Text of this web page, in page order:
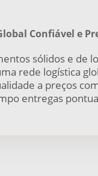
Confiável e
sólidos e de
rede logística
a preços
entregas